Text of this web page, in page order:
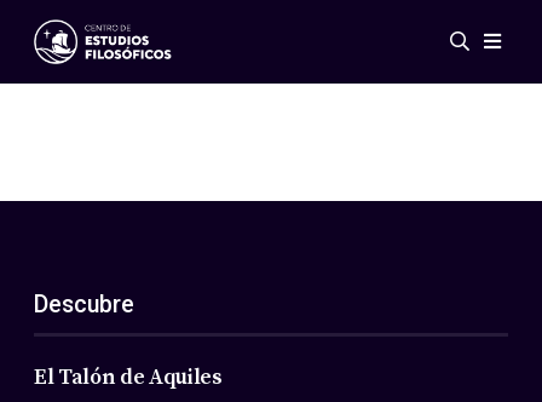
Eventos
ES
EN
Acerca de nosotros
Miembros
Descubre
El Talón de Aquiles